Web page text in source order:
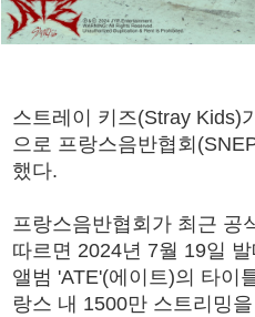
스트레이 키즈(Stray Kids)
으로 프랑스음반협회
했다.
프랑스음반협회가 최근 공
따르면 2024년 7월 19일
앨범 'ATE'(에이트)의 타이
랑스 내 1500만 스트리밍